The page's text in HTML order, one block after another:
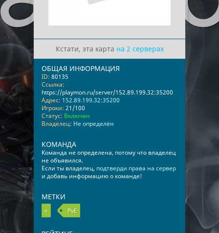
Кстати, эта карта на 2 серверах
ОБЩАЯ ИНФОРМАЦИЯ
ID: 80135
Ссылка:
https://playmon.ru/server/152.89.199.32:35200
Адрес: 152.89.199.32:35200
Игроки: 21/100
Статус: Включен
Владелец: Не определён
КОМАНДА
Команда не определена, потому что владелец
не объявился.
Если ты владелец, подтверди права на сервер
и добавь информацию о команде!
МЕТКИ
+ PvE